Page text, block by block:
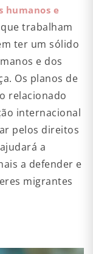
humanos e
trabalham
ter um sólido
e dos
Os planos de
relacionado
internacional
pelos direitos
a
a defender e
migrantes